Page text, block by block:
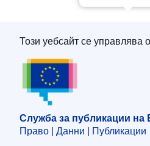
Служба за
Този уебсайт се управлява
Служба за публикации на
Право | Данни | Публикации